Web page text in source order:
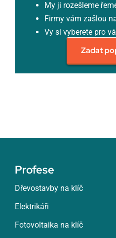
My ji rozešleme
Firmy vám zašlou
Vy si vyberete pro
Zadat
Profese
Dřevostavby na klíč
Elektrikáři
Fotovoltaika na klíč